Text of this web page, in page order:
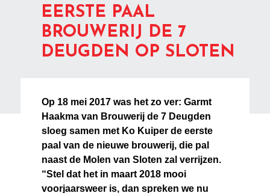
EERSTE PAAL
BROUWERIJ DE 7
DEUGDEN OP SLOTEN
Op 18 mei 2017 was het zo ver: Garmt
Haakma van Brouwerij de 7 Deugden
sloeg samen met Ko Kuiper de eerste
paal van de nieuwe brouwerij, die pal
naast de Molen van Sloten zal verrijzen.
“Stel dat het in maart 2018 mooi
voorjaarsweer is, dan spreken we nu